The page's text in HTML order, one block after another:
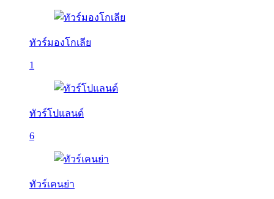
ทัวร์มองโกเลีย
1
ทัวร์โปแลนด์
6
ทัวร์เคนย่า